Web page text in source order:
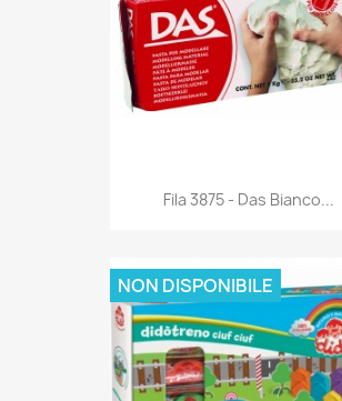
Anteprima
Fila 3875 - Das Bianco...
NON DISPONIBILE